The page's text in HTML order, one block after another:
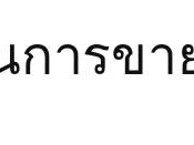
ารข